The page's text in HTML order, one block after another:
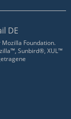
DE
Foundation.
Sunbird®, XUL™